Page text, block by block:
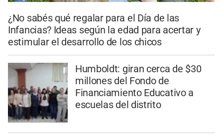
¿No sabés qué regalar para el Día de las
Infancias? Ideas según la edad para acertar y
estimular el desarrollo de los chicos
Humboldt: giran cerca de $30
millones del Fondo de
Financiamiento Educativo a
escuelas del distrito